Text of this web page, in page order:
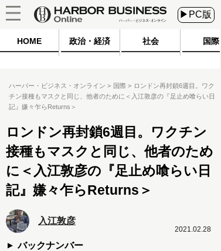
▶PC版
HOME 政治・経済 社会 国際
ハーバー・ビジネス・オンライン 国際
ロンドン再封鎖6週目。ワク
チン接種もマスクと同じ、他者のために＜入江敦彦の『足止め喰らい日
記』嫌々乍らReturns＞
ロンドン再封鎖6週目。ワクチン
接種もマスクと同じ、他者のため
に＜入江敦彦の『足止め喰らい日
記』嫌々乍らReturns＞
入江敦彦
バックナンバー
2021.02.28